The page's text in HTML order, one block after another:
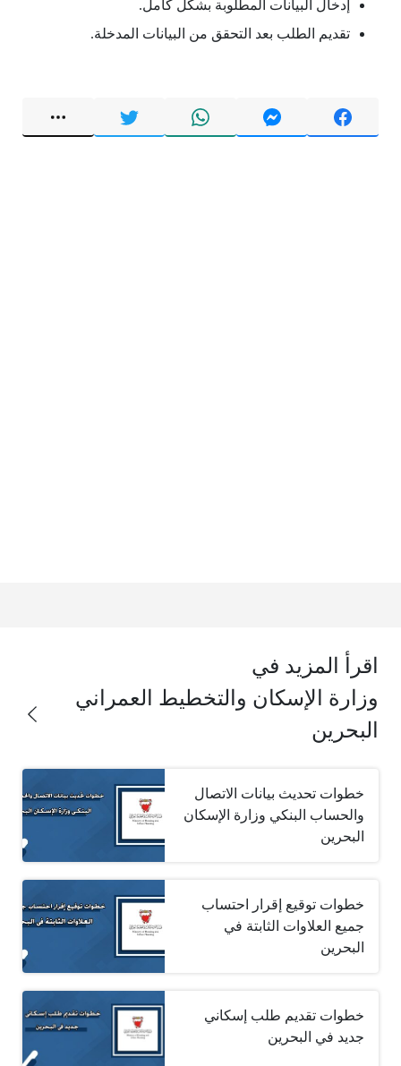
إدخال البيانات المطلوبة بشكل كامل.
تقديم الطلب بعد التحقق من البيانات المدخلة.
اقرأ المزيد في
وزارة الإسكان والتخطيط العمراني
البحرين
خطوات تحديث بيانات الاتصال
والحساب البنكي وزارة الإسكان
البحرين
خطوات توقيع إقرار احتساب
جميع العلاوات الثابتة في
البحرين
خطوات تقديم طلب إسكاني
جديد في البحرين